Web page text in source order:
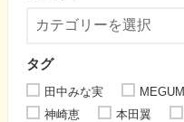
タグ
田中みな実 MEGUMI
神崎恵
本田翼